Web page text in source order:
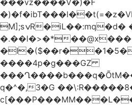
���vz����V�)�F
M];sݍR�iL��:mq�d� �'�Z���!k*�|
�.��l�>�*
����4p�g���GZ
q�^�,3�G